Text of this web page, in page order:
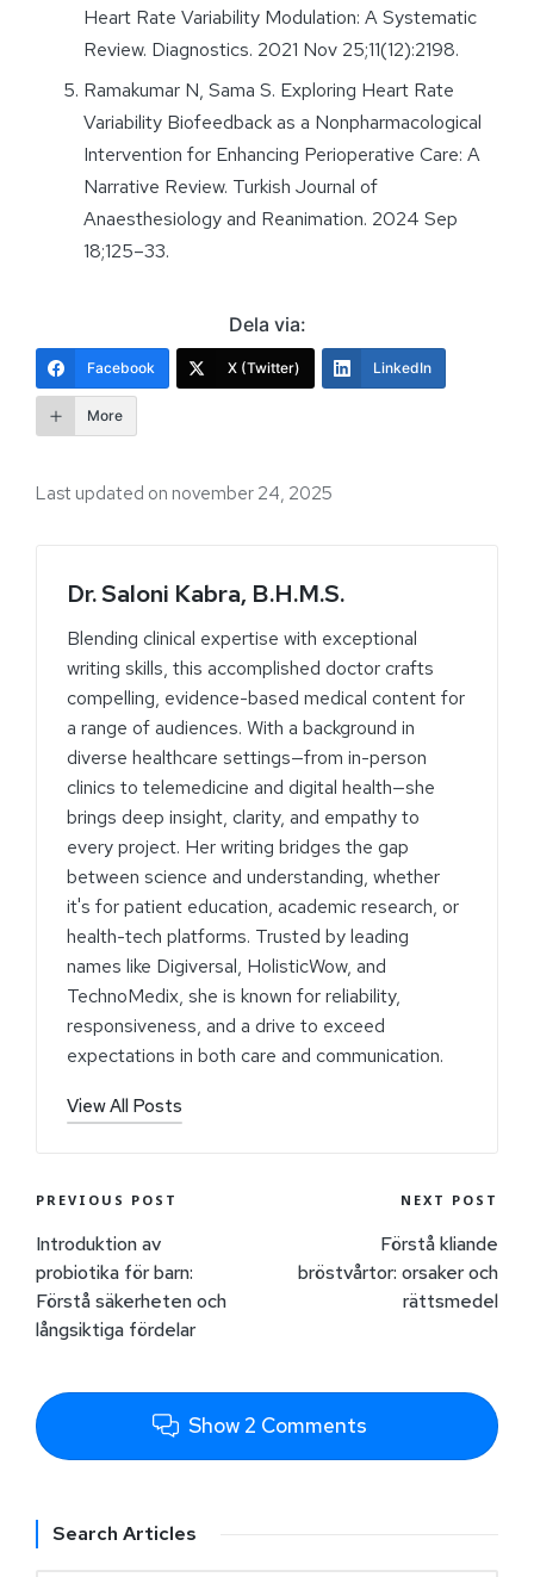
Heart Rate Variability Modulation: A Systematic
Review. Diagnostics. 2021 Nov 25;11(12):2198.
Ramakumar N, Sama S. Exploring Heart Rate
Variability Biofeedback as a Nonpharmacological
Intervention for Enhancing Perioperative Care: A
Narrative Review. Turkish Journal of
Anaesthesiology and Reanimation. 2024 Sep
18;125–33.
Dela via:
Facebook X (Twitter) LinkedIn
More
Last updated on november 24, 2025
Dr. Saloni Kabra, B.H.M.S.
Blending clinical expertise with exceptional
writing skills, this accomplished doctor crafts
compelling, evidence-based medical content for
a range of audiences. With a background in
diverse healthcare settings—from in-person
clinics to telemedicine and digital health—she
brings deep insight, clarity, and empathy to
every project. Her writing bridges the gap
between science and understanding, whether
it's for patient education, academic research, or
health-tech platforms. Trusted by leading
names like Digiversal, HolisticWow, and
TechnoMedix, she is known for reliability,
responsiveness, and a drive to exceed
expectations in both care and communication.
View All Posts
PREVIOUS POST
Introduktion av
probiotika för barn:
Förstå säkerheten och
långsiktiga fördelar
NEXT POST
Förstå kliande
bröstvårtor: orsaker och
rättsmedel
Show 2 Comments
Search Articles